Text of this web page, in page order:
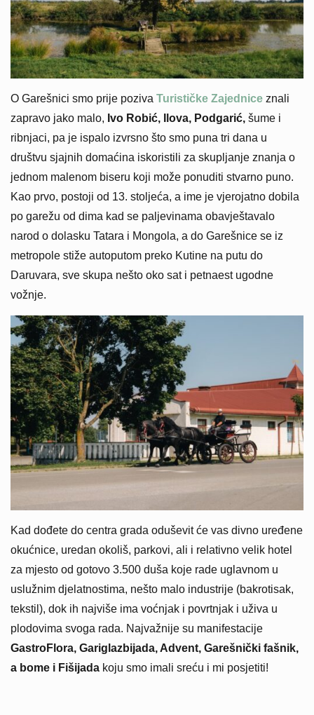
O Garešnici smo prije poziva Turističke Zajednice znali
zapravo jako malo, Ivo Robić, Ilova, Podgarić, šume i
ribnjaci, pa je ispalo izvrsno što smo puna tri dana u
društvu sjajnih domaćina iskoristili za skupljanje znanja o
jednom malenom biseru koji može ponuditi stvarno puno.
Kao prvo, postoji od 13. stoljeća, a ime je vjerojatno dobila
po garežu od dima kad se paljevinama obavještavalo
narod o dolasku Tatara i Mongola, a do Garešnice se iz
metropole stiže autoputom preko Kutine na putu do
Daruvara, sve skupa nešto oko sat i petnaest ugodne
vožnje.
Kad dođete do centra grada oduševit će vas divno uređene
okućnice, uredan okoliš, parkovi, ali i relativno velik hotel
za mjesto od gotovo 3.500 duša koje rade uglavnom u
uslužnim djelatnostima, nešto malo industrije (bakrotisak,
tekstil), dok ih najviše ima voćnjak i povrtnjak i uživa u
plodovima svoga rada. Najvažnije su manifestacije
GastroFlora, Gariglazbijada, Advent, Garešnički fašnik,
a bome i Fišijada koju smo imali sreću i mi posjetiti!